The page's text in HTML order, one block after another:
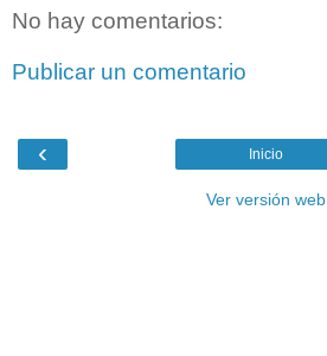
No hay comentarios:
Publicar un comentario
‹ Inicio
Ver versión web